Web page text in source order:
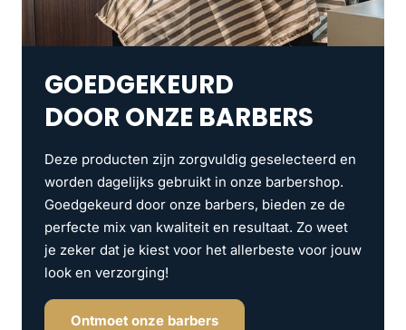
GOEDGEKEURD
DOOR ONZE BARBERS
Deze producten zijn zorgvuldig geselecteerd en
worden dagelijks gebruikt in onze barbershop.
Goedgekeurd door onze barbers, bieden ze de
perfecte mix van kwaliteit en resultaat. Zo weet
je zeker dat je kiest voor het allerbeste voor jouw
look en verzorging!
Ontmoet onze barbers